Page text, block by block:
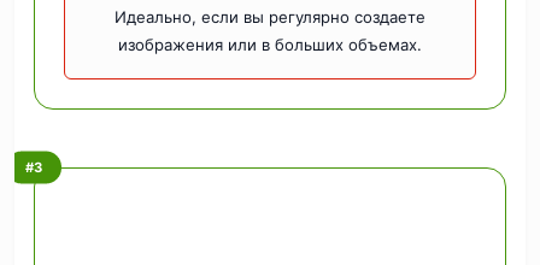
Идеально, если вы регулярно создаете
изображения или в больших объемах.
#3